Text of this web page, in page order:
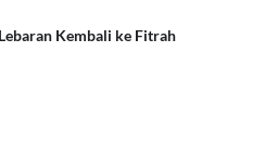
Kembali ke Fitrah